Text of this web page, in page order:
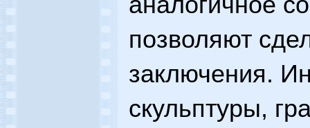
позволяют
заключения.
скульптуры,